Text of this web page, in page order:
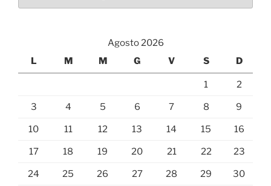
Agosto 2026
L
M M G V S D
1 2
3 4 5 6 7 8 9
10 11 12 13 14 15 16
17 18 19 20 21 22 23
24 25 26 27 28 29 30